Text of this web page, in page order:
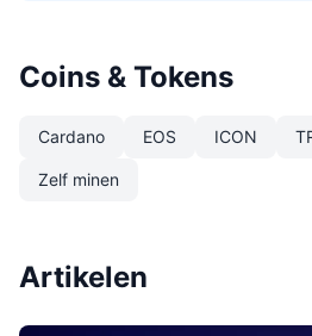
Coins & Tokens
Cardano EOS ICON
Zelf minen
Artikelen